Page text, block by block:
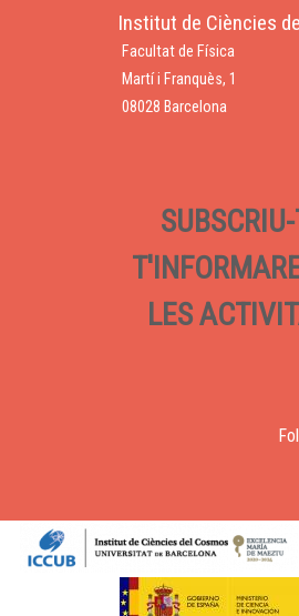
Institut de Ciències
Facultat de Física
Martí i Franquès, 1
08028 Barcelona
SUBSCRIU-
LES
Logos footer